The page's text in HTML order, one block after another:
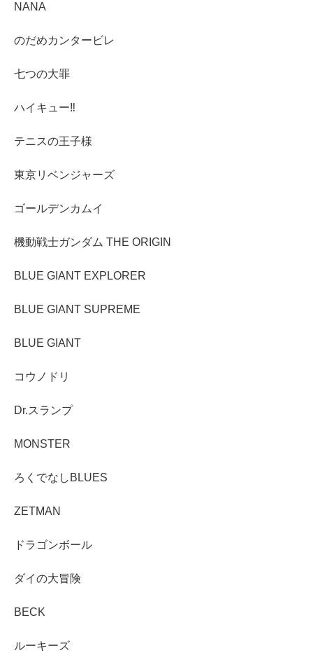
NANA
のだめカンタービレ
七つの大罪
ハイキュー‼︎
テニスの王子様
東京リベンジャーズ
ゴールデンカムイ
機動戦士ガンダム THE ORIGIN
BLUE GIANT EXPLORER
BLUE GIANT SUPREME
BLUE GIANT
コウノドリ
Dr.スランプ
MONSTER
ろくでなしBLUES
ZETMAN
ドラゴンボール
ダイの大冒険
BECK
ルーキーズ